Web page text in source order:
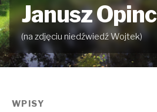
Janusz Opinc
(na zdjęciu niedźwiedź Wojtek)
WPISY